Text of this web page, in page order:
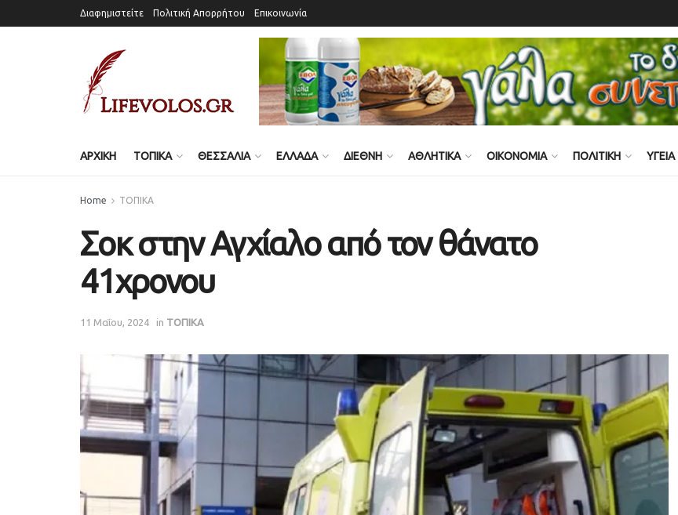
Διαφημιστείτε Πολιτική Απορρήτου Επικοινωνία
ΑΡΧΙΚΗ ΤΟΠΙΚΑ ΘΕΣΣΑΛΙΑ ΕΛΛΑΔΑ ΔΙΕΘΝΗ ΑΘΛΗΤΙΚΑ ΟΙΚΟΝΟΜΙΑ ΠΟΛΙΤΙΚΗ ΥΓΕΙΑ
Home ΤΟΠΙΚΑ
Σοκ στην Αγχίαλο από τον θάνατο
41χρονου
11 Μαΐου, 2024 in ΤΟΠΙΚΑ